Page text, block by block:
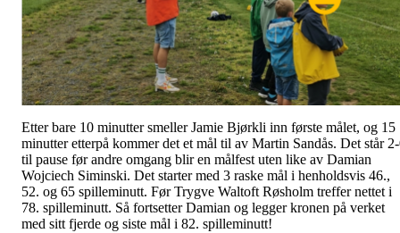
Etter bare 10 minutter smeller Jamie Bjørkli inn første målet, og 15
minutter etterpå kommer det et mål til av Martin Sandås. Det står
til pause før andre omgang blir en målfest uten like av Damian
Wojciech Siminski. Det starter med 3 raske mål i henholdsvis 46.,
52. og 65 spilleminutt. Før Trygve Waltoft Røsholm treffer nettet i
78. spilleminutt. Så fortsetter Damian og legger kronen på verket
med sitt fjerde og siste mål i 82. spilleminutt!